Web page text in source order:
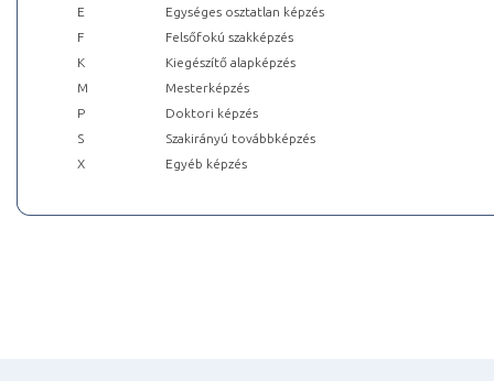
E
Egységes osztatlan képzés
F
Felsőfokú szakképzés
K
Kiegészítő alapképzés
M
Mesterképzés
P
Doktori képzés
S
Szakirányú továbbképzés
X
Egyéb képzés